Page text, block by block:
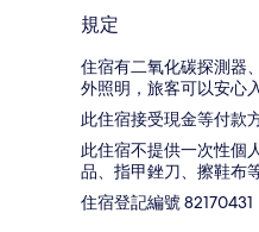
規定
住宿有二氧化碳探測器
外照明，旅客可以安心入
此住宿接受現金等付款方
此住宿不提供一次性個
品、指甲銼刀、擦鞋布等
住宿登記編號 82170431